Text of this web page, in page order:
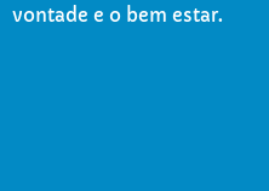
vontade e o bem estar.